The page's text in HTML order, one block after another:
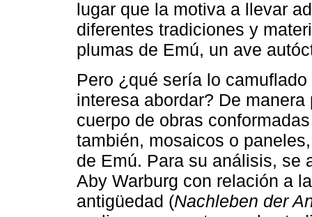
lugar que la motiva a llevar
diferentes tradiciones y
plumas de Emú, un ave
Pero ¿qué sería lo
interesa abordar? De
cuerpo de obras
también, mosaicos o
de Emú. Para su análisis, se
Aby Warburg con relación a
antigüedad (Nachleben der